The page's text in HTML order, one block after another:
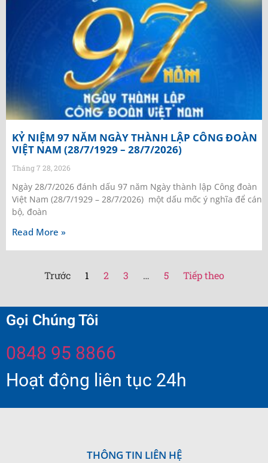
KỶ NIỆM 97 NĂM NGÀY THÀNH LẬP CÔNG ĐOÀN
VIỆT NAM (28/7/1929 – 28/7/2026)
Tháng 7 28, 2026
Ngày 28/7/2026 đánh dấu 97 năm Ngày thành lập Công đoàn
Việt Nam (28/7/1929 – 28/7/2026) một dấu mốc ý nghĩa để cán
bộ, đoàn
Read More »
Trước 1 2 3 … 5 Tiếp theo
Gọi Chúng Tôi
0848 95 8866
Hoạt động liên tục 24h
THÔNG TIN LIÊN HỆ